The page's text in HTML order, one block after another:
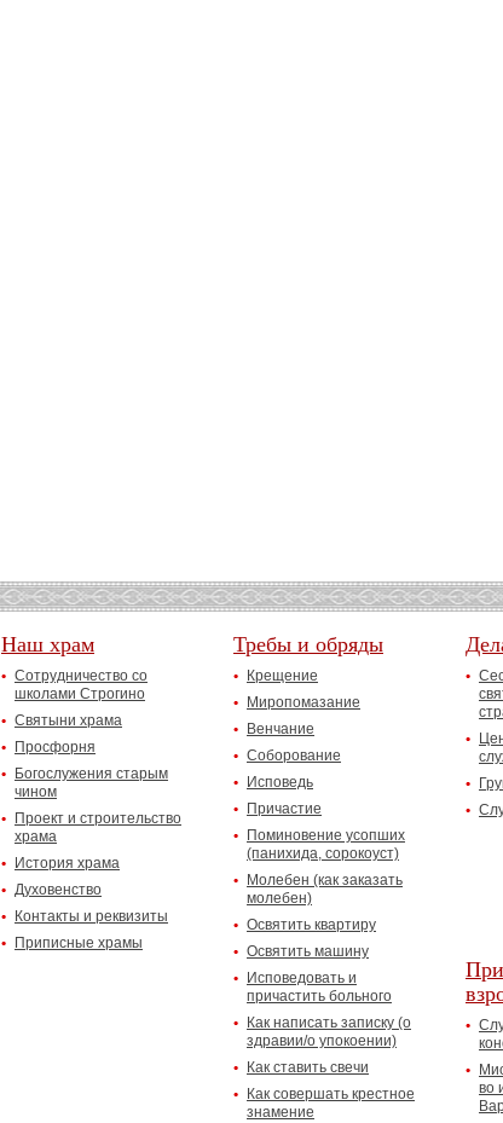
Наш храм
Сотрудничество со
школами Строгино
Святыни храма
Просфорня
Богослужения старым
чином
Проект и строительство
храма
История храма
Духовенство
Контакты и реквизиты
Приписные храмы
Требы и обряды
Крещение
Миропомазание
Венчание
Соборование
Исповедь
Причастие
Поминовение усопших
(панихида, сорокоуст)
Молебен (как заказать
молебен)
Освятить квартиру
Освятить машину
Исповедовать и
причастить больного
Как написать записку (о
здравии/о упокоении)
Как ставить свечи
Как совершать крестное
знамение
во